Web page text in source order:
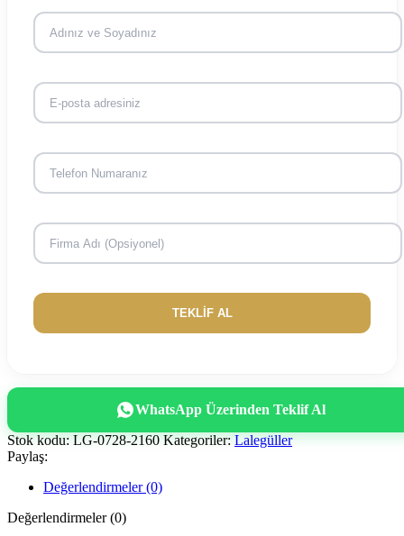
WhatsApp Üzerinden Teklif Al
Stok kodu:LG-0728-2160Kategoriler: Lalegüller
Paylaş:
Değerlendirmeler (0)
Değerlendirmeler (0)